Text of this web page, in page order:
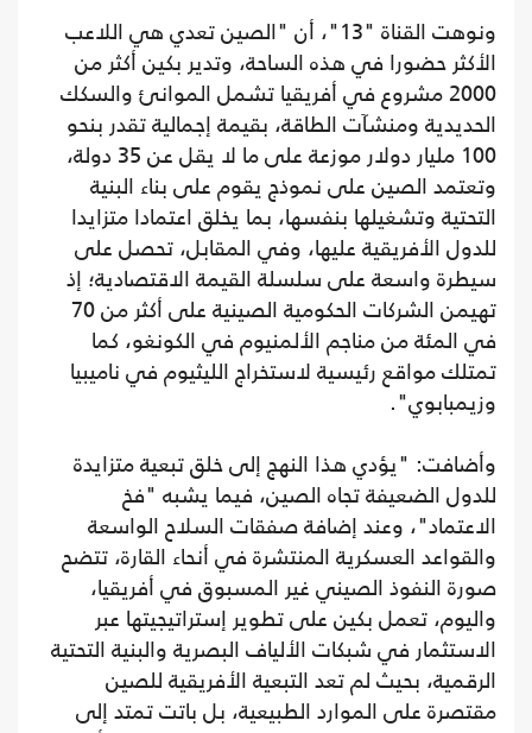
ونوهت القناة "13"، أن "الصين تعدي هي اللاعب
الأكثر حضورا في هذه الساحة، وتدير بكين أكثر من
2000 مشروع في أفريقيا تشمل الموانئ والسكك
الحديدية ومنشآت الطاقة، بقيمة إجمالية تقدر بنحو
100 مليار دولار موزعة على ما لا يقل عن 35 دولة،
وتعتمد الصين على نموذج يقوم على بناء البنية
التحتية وتشغيلها بنفسها، بما يخلق اعتمادا متزايدا
للدول الأفريقية عليها، وفي المقابل، تحصل على
سيطرة واسعة على سلسلة القيمة الاقتصادية؛ إذ
تهيمن الشركات الحكومية الصينية على أكثر من 70
في المئة من مناجم الألمنيوم في الكونغو، كما
تمتلك مواقع رئيسية لاستخراج الليثيوم في ناميبيا
وزيمبابوي".
وأضافت: "يؤدي هذا النهج إلى خلق تبعية متزايدة
للدول الضعيفة تجاه الصين، فيما يشبه "فخ
الاعتماد"، وعند إضافة صفقات السلاح الواسعة
والقواعد العسكرية المنتشرة في أنحاء القارة، تتضح
صورة النفوذ الصيني غير المسبوق في أفريقيا،
واليوم، تعمل بكين على تطوير إستراتيجيتها عبر
الاستثمار في شبكات الألياف البصرية والبنية التحتية
الرقمية، بحيث لم تعد التبعية الأفريقية للصين
مقتصرة على الموارد الطبيعية، بل باتت تمتد إلى